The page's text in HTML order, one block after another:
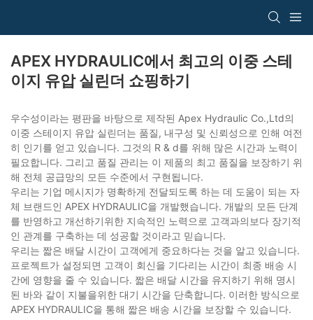
APEX HYDRAULIC에서 최고의 이중 스테
이지 유압 실린더 쇼핑하기
우수성이라는 평판을 바탕으로 제작된 Apex Hydraulic Co.,Ltd의
이중 스테이지 유압 실린더는 품질, 내구성 및 신뢰성으로 인해 여전
히 인기를 얻고 있습니다. 그것의 R & d를 위해 많은 시간과 노력이
필요합니다. 그리고 품질 관리는 이 제품의 최고 품질을 보장하기 위
해 전체 공급망의 모든 수준에서 구현됩니다.
우리는 기업 메시지가 명확하게 전달되도록 하는 데 도움이 되는 자
체 브랜드인 APEX HYDRAULIC을 개발했습니다. 개발의 모든 단계
를 반영하고 개선하기위한 지속적인 노력으로 고객과의보다 장기적
인 관계를 구축하는 데 성공할 것이라고 믿습니다.
우리는 짧은 배달 시간이 고객에게 중요하다는 것을 알고 있습니다.
프로젝트가 설정되면 고객이 회신을 기다리는 시간이 최종 배송 시
간에 영향을 줄 수 있습니다. 짧은 배달 시간을 유지하기 위해 명시
된 바와 같이 지불을위한 대기 시간을 단축합니다. 이러한 방식으로
APEX HYDRAULIC을 통해 짧은 배송 시간을 보장할 수 있습니다.